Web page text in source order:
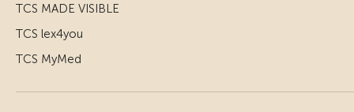
TCS MADE VISIBLE
TCS lex4you
TCS MyMed